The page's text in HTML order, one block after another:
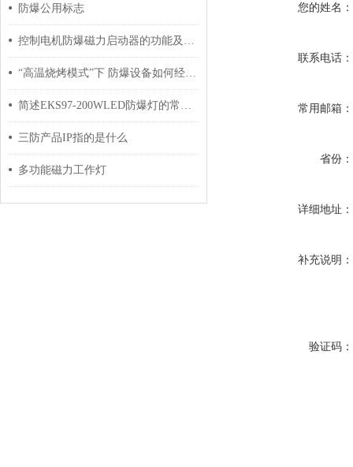
防爆公用标志
控制电机防爆磁力启动器的功能及出现异响后的解决方法分享
“高温烧烤模式”下 防爆设备如何经得住考验？
简述EKS97-200WLED防爆灯的常见故障相应解决方法
三防产品IP指的是什么
多功能磁力工作灯
您的姓名：
联系电话：
常用邮箱：
省份：
详细地址：
补充说明：
验证码：